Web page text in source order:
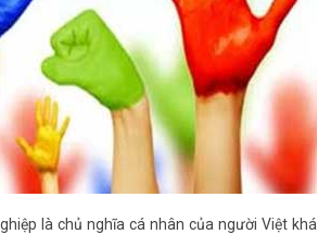
là chủ nghĩa cá nhân của người Việt khá